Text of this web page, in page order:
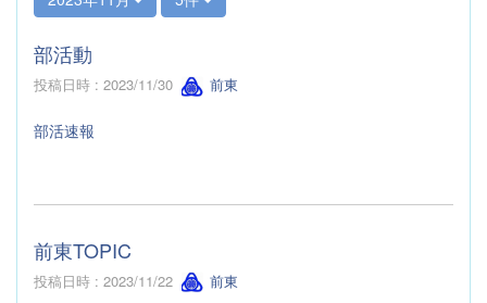
部活動
投稿日時 : 2023/11/30 前東
部活速報
前東TOPIC
投稿日時 : 2023/11/22 前東